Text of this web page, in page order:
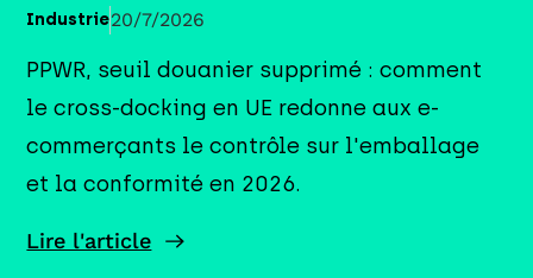
Industrie20/7/2026
PPWR, seuil douanier supprimé : comment
le cross-docking en UE redonne aux e-
commerçants le contrôle sur l'emballage
et la conformité en 2026.
Lire l'article